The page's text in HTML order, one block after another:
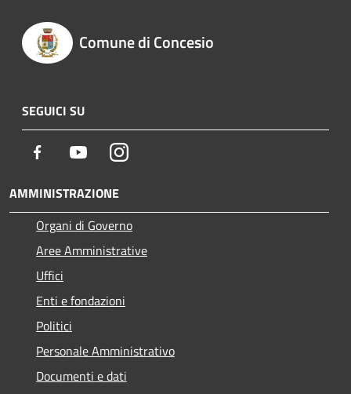
Comune di Concesio
SEGUICI SU
Facebook YoutubeInstagram
AMMINISTRAZIONE
Organi di Governo
Aree Amministrative
Uffici
Enti e fondazioni
Politici
Personale Amministrativo
Documenti e dati